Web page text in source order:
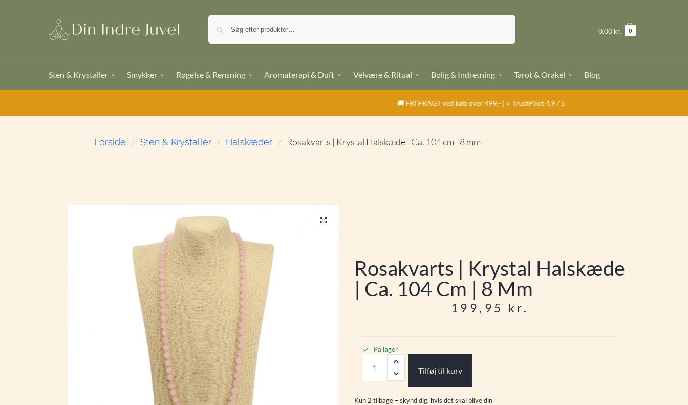
0,00 kr. 0
Sten & Krystaller Smykker Røgelse & Rensning Aromaterapi & Duft Velvære & Ritual Bolig & Indretning Tarot & Orakel Blog
🚚 FRI FRAGT ved køb over 499,- | ⭐ TrustPilot 4,9 / 5
Forside / Sten & Krystaller / Halskæder / Rosakvarts | Krystal Halskæde | Ca. 104 cm | 8 mm
Rosakvarts | Krystal Halskæde
| Ca. 104 Cm | 8 Mm
199,95 kr.
På lager
Tilføj til kurv
Kun 2 tilbage – skynd dig, hvis det skal blive din